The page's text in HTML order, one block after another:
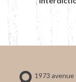
1973 avenue